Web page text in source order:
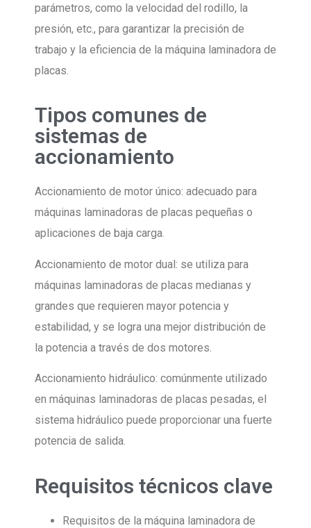
parámetros, como la velocidad del rodillo, la
presión, etc., para garantizar la precisión de
trabajo y la eficiencia de la máquina laminadora de
placas.
Tipos comunes de
sistemas de
accionamiento
Accionamiento de motor único: adecuado para
máquinas laminadoras de placas pequeñas o
aplicaciones de baja carga.
Accionamiento de motor dual: se utiliza para
máquinas laminadoras de placas medianas y
grandes que requieren mayor potencia y
estabilidad, y se logra una mejor distribución de
la potencia a través de dos motores.
Accionamiento hidráulico: comúnmente utilizado
en máquinas laminadoras de placas pesadas, el
sistema hidráulico puede proporcionar una fuerte
potencia de salida.
Requisitos técnicos clave
Requisitos de la máquina laminadora de